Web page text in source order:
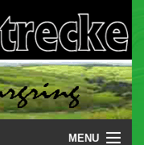
MENU